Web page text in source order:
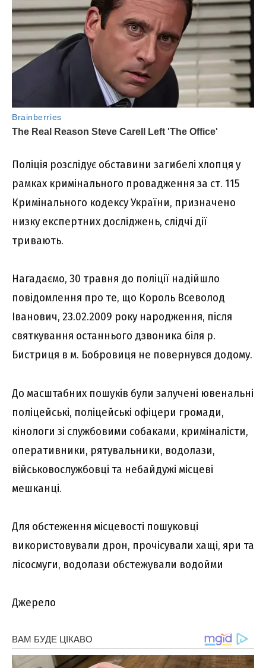
Поліція розслідує обставини загибелі хлопця у
рамках кримінального провадження за ст. 115
Кримінального кодексу України, призначено
низку експертних досліджень, слідчі дії
тривають.
Нагадаємо, 30 травня до поліції надійшло
повідомлення про те, що Король Всеволод
Іванович, 23.02.2009 року народження, після
святкування останнього дзвоника біля р.
Бистриця в м. Бобровиця не повернувся додому.
До масштабних пошуків були залучені ювенальні
поліцейські, поліцейські офіцери громади,
кінологи зі службовими собаками, криміналісти,
оперативники, рятувальники, водолази,
військовослужбовці та небайдужі місцеві
мешканці.
Для обстеження місцевості пошуковці
використовували дрон, прочісували хащі, яри та
лісосмуги, водолази обстежували водойми
Джерело